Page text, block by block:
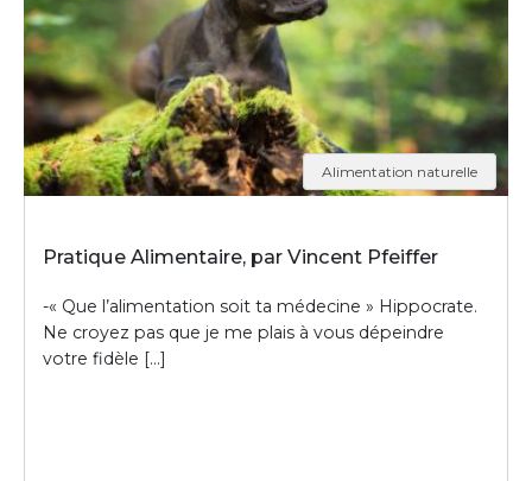
Alimentation naturelle
Pratique Alimentaire, par Vincent Pfeiffer
-« Que l’alimentation soit ta médecine » Hippocrate.
Ne croyez pas que je me plais à vous dépeindre
votre fidèle […]